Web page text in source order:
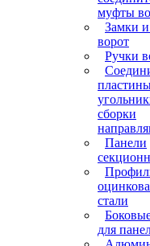
муфты
Замки
ворот
Ручки
сборки
Панели
стали
для